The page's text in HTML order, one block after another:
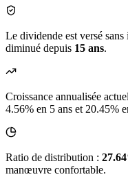
Le dividende est versé
diminué depuis 15 ans.
Croissance annualisée
4.56% en 5 ans et 20.45%
Ratio de distribution :
manœuvre confortable.